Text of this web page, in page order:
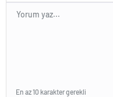
En az 10 karakter gerekli